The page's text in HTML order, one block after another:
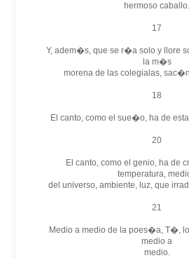
hermoso caballo.
17
Y, adem�s, que se r�a solo y llore
la m�s
morena de las colegialas,
18
El canto, como el sue�o, ha de
20
El canto, como el genio, ha de
temperatura,
del universo, ambiente, luz, que
21
Medio a medio de la poes�a, T�,
medio a
medio.